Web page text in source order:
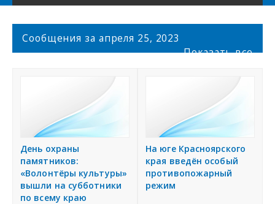
Главная
История города
Разместить объявление
Регионы России
Сообщения за апреля 25, 2023
Показать все
День охраны
памятников:
«Волонтёры культуры»
вышли на субботники
по всему краю
На юге Красноярского
края введён особый
противопожарный
режим